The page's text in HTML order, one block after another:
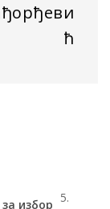
ћ
избор 5.